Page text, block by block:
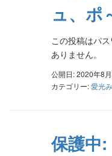
ュ、ポ
この投稿はパ
ありません。
公開日: 2020年8
カテゴリー:愛光
保護中: